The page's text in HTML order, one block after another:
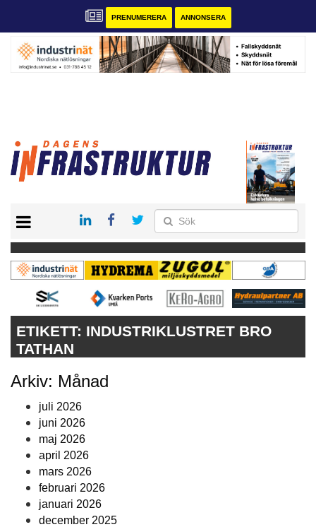
PRENUMERERA ANNONSERA
KONTAKT
VÅRA ANDRA MAGASIN
PRENUMERERA
ETIKETT: INDUSTRIKLUSTRET BRO
TATHAN
Arkiv: Månad
juli 2026
juni 2026
maj 2026
april 2026
mars 2026
februari 2026
januari 2026
december 2025